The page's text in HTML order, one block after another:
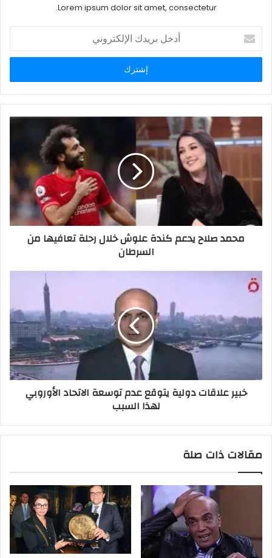
Lorem ipsum dolor sit amet, consectetur.
أدخل
بريدك
الإلكتروني
محمد صلاح يدعم كندة علوش خلال رحلة تعافيها من
السرطان
خبير علاقات دولية يتوقع عدم توسعة الاتحاد الأوروبي
لهذا السبب
مقالات ذات صلة